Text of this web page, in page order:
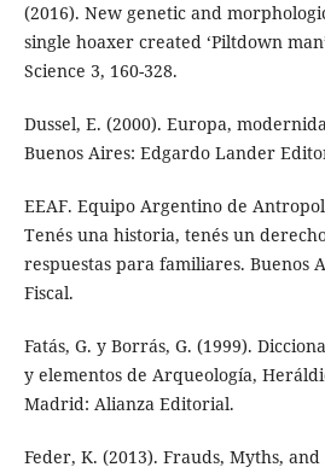
(2016). New genetic and
single hoaxer created ‘Piltdown
Science 3, 160-328.
Dussel, E. (2000). Europa,
Buenos Aires: Edgardo Lander
EEAF. Equipo Argentino de
Tenés una historia, tenés un
respuestas para familiares. Buenos
Fiscal.
Fatás, G. y Borrás, G. (1999).
y elementos de Arqueología,
Madrid: Alianza Editorial.
Feder, K. (2013). Frauds, Myths,